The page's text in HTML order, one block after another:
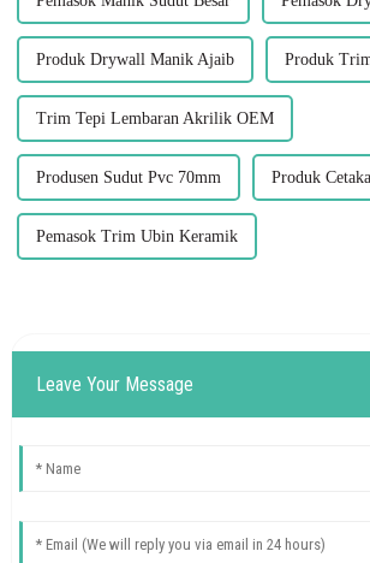
Produk Drywall Manik Ajaib Produk
Trim Tepi Lembaran Akrilik OEM
Produsen Sudut Pvc 70mm Produk
Pemasok Trim Ubin Keramik
Leave Your Message